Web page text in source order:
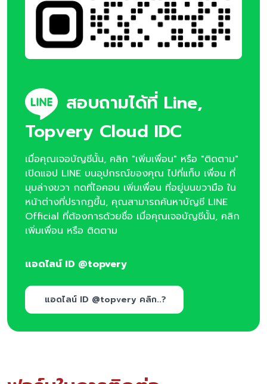
สอบถามได้ที่ Line,
Topvery Cloud IDC
เมื่อคุณเจอบัญชีนั้น, คลิก "เพิ่มเพื่อน" หรือ "ติดตาม"
เปิดแอป LINE บนอุปกรณ์ของคุณ ไปที่แท็บ เพื่อน ที่
มุมล่างขวา กดที่ไอคอน เพิ่มเพื่อน ที่อยู่บนขวามือ ใน
หน้าต่างที่ปรากฏขึ้น, คุณสามารถค้นหาบัญชี LINE
Official ที่ต้องการด้วยชื่อ เมื่อคุณเจอบัญชีนั้น, คลิก
เพิ่มเพื่อน หรือ ติดตาม
แอดไลน์ ID @topvery
แอดไลน์ ID @topvery คลิก..?